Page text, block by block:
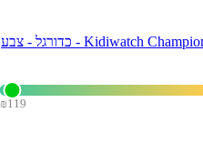
שעון חכם לילדים 4G עם סים מובנה Kidiwatch Champion - כדורגל - צבע
₪119